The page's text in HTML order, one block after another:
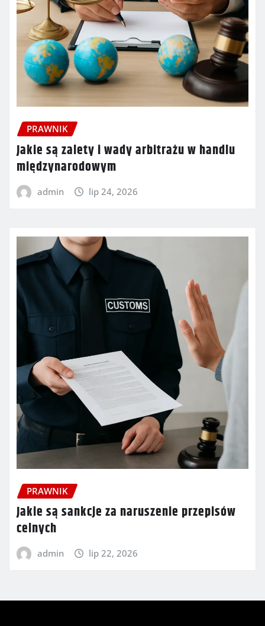
PRAWNIK
Jakie są zalety i wady arbitrażu w handlu
międzynarodowym
admin lip 24, 2026
PRAWNIK
Jakie są sankcje za naruszenie przepisów
celnych
admin lip 22, 2026